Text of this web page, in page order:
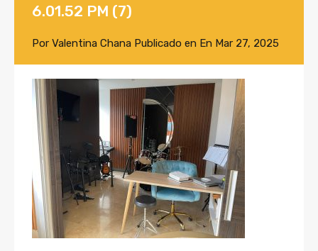
6.01.52 PM (7)
Por Valentina Chana Publicado en En Mar 27, 2025